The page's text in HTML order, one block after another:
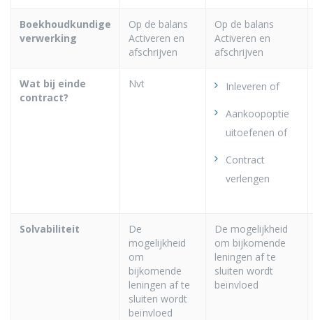
Boekhoudkundige
verwerking
Op de balans
Activeren en
afschrijven
Op de balans
Activeren en
afschrijven
Wat bij einde
contract?
Nvt Inleveren of
Aankoopoptie
uitoefenen of
Contract
verlengen
Solvabiliteit
De
mogelijkheid
om
bijkomende
leningen af te
sluiten wordt
beïnvloed
De mogelijkheid
om bijkomende
leningen af te
sluiten wordt
beïnvloed